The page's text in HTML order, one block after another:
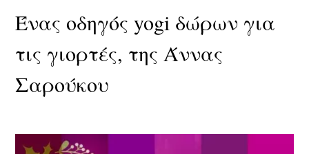
Ένας οδηγός yogi δώρων για
τις γιορτές, της Άννας
Σαρούκου